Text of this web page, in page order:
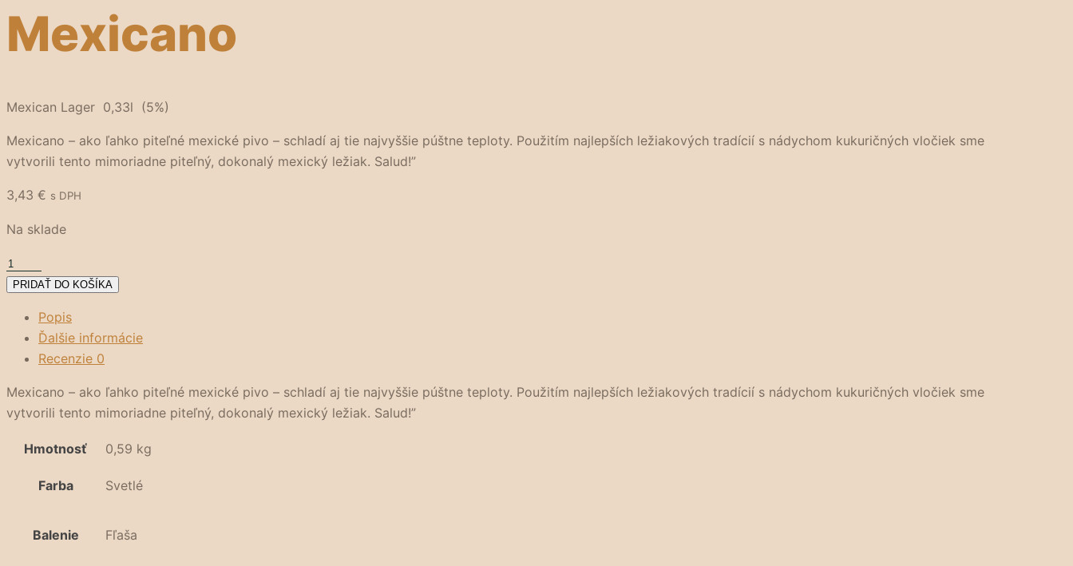
Mexicano
Mexican Lager 0,33l (5%)
Mexicano – ako ľahko piteľné mexické pivo – schladí aj tie najvyššie púštne teploty. Použitím najlepších ležiakových tradícií s nádychom kukuričných vločiek sme
vytvorili tento mimoriadne piteľný, dokonalý mexický ležiak. Salud!”
3,43 € s DPH
Na sklade
množstvo
Mexicano
PRIDAŤ DO KOŠÍKA
Popis
Ďalšie informácie
Recenzie 0
Mexicano – ako ľahko piteľné mexické pivo – schladí aj tie najvyššie púštne teploty. Použitím najlepších ležiakových tradícií s nádychom kukuričných vločiek sme
vytvorili tento mimoriadne piteľný, dokonalý mexický ležiak. Salud!”
Hmotnosť 0,59 kg
Farba Svetlé
Balenie Fľaša